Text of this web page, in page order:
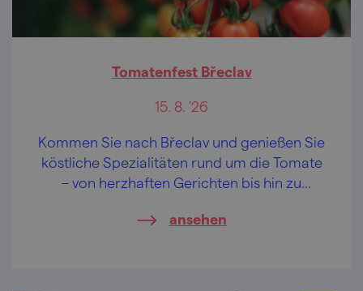
Tomatenfest Břeclav
15. 8. '26
Kommen Sie nach Břeclav und genießen Sie
köstliche Spezialitäten rund um die Tomate
– von herzhaften Gerichten bis hin zu
ansehen